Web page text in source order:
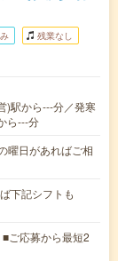
残業なし
)駅から---分／発寒
ら---分
曜日があればご相
下記シフトも
ご応募から最短2